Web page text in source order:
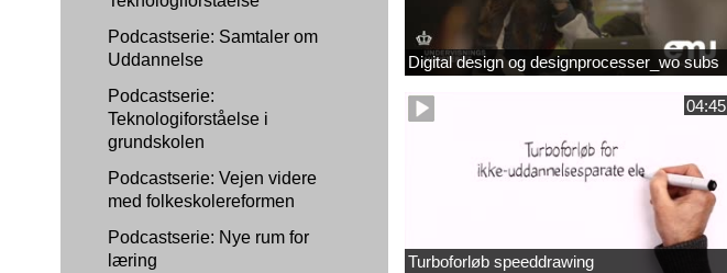
Podcastserie: Samtaler om
Uddannelse
Podcastserie:
Teknologiforståelse i
grundskolen
Podcastserie: Vejen videre
med folkeskolereformen
Podcastserie: Nye rum for
læring
Digital design og designprocesser_wo subs
04:45
Turboforløb speeddrawing